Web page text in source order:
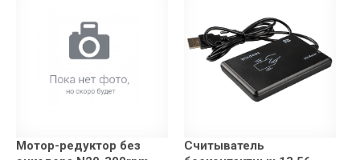
Мотор-редуктор без
Считыватель